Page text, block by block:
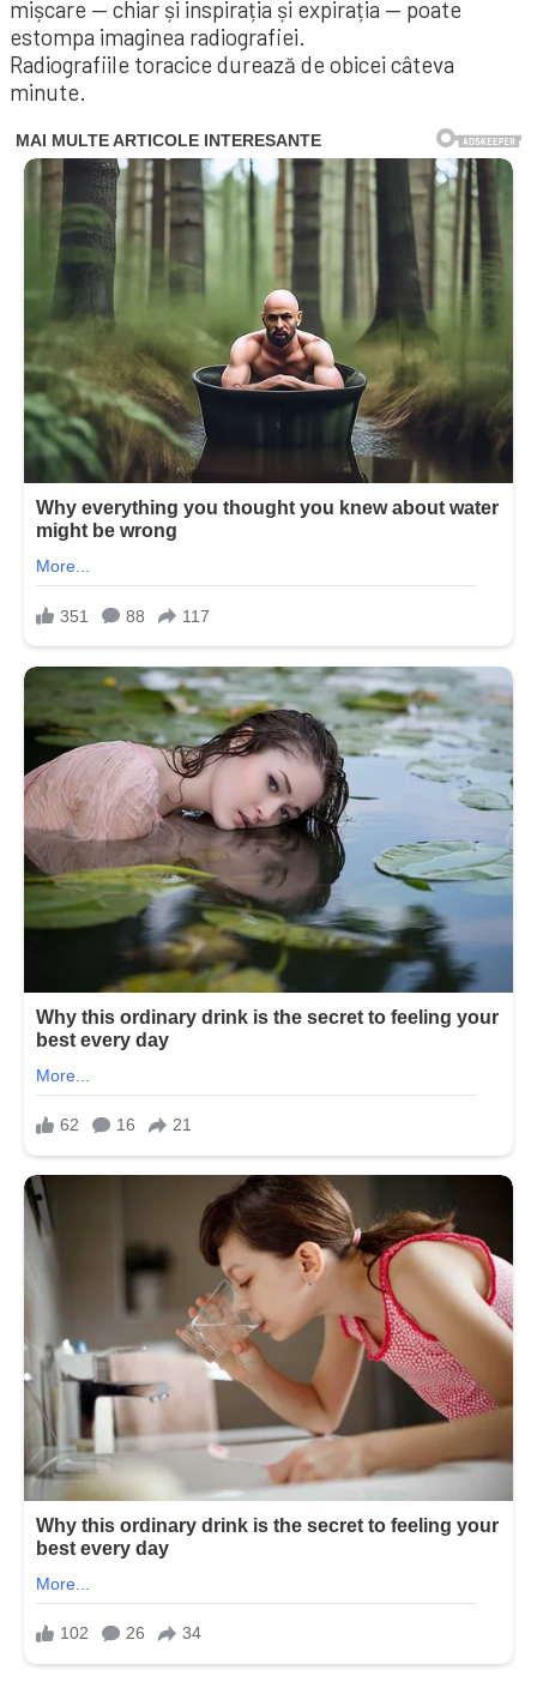
mișcare — chiar și inspirația și expirația — poate
estompa imaginea radiografiei.
Radiografiile toracice durează de obicei câteva
minute.